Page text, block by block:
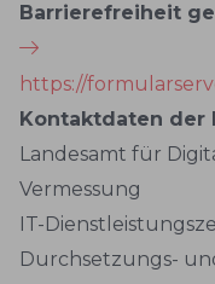
Barrierefreiheit
https://
Kontaktdaten der
Landesamt für
Vermessung
IT-
Durchsetzungs-